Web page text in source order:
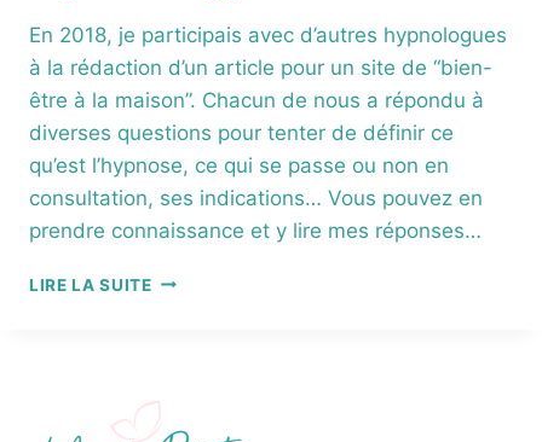
En 2018, je participais avec d’autres hypnologues
à la rédaction d’un article pour un site de “bien-
être à la maison”. Chacun de nous a répondu à
diverses questions pour tenter de définir ce
qu’est l’hypnose, ce qui se passe ou non en
consultation, ses indications… Vous pouvez en
prendre connaissance et y lire mes réponses…
LIRE LA SUITEVOS
DE
L’HYPNOSE.